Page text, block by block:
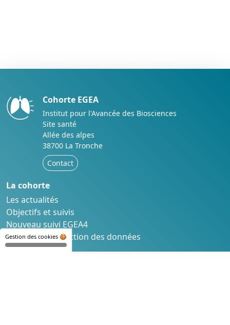
Cohorte EGEA
Institut pour l'Avancée des Biosciences
Site santé
Allée des alpes
38700 La Tronche
Contact
La cohorte
Les actualités
Objectifs et suivis
Nouveau suivi EGEA4
Éthique et protection des données
Gestion des cookies 🍪